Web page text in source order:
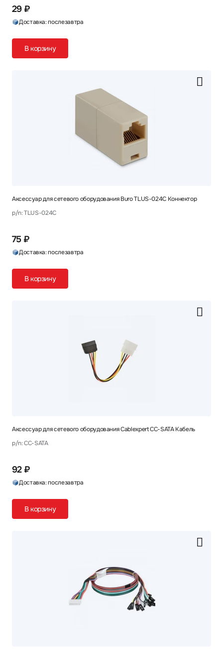
29 ₽
Доставка: послезавтра
В корзину
Аксессуар для сетевого оборудования Buro TLUS-024C Коннектор
p/n: TLUS-024C
75 ₽
Доставка: послезавтра
В корзину
Аксессуар для сетевого оборудования Cablexpert CC-SATA Кабель
p/n: CC-SATA
92 ₽
Доставка: послезавтра
В корзину